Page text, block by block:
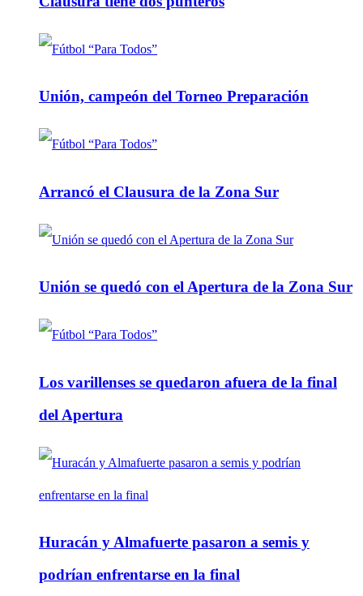
Unión, campeón del Torneo Preparación
Arrancó el Clausura de la Zona Sur
Unión se quedó con el Apertura de la Zona Sur
Los varillenses se quedaron afuera de la final
del Apertura
Huracán y Almafuerte pasaron a semis y
podrían enfrentarse en la final